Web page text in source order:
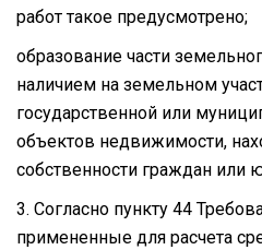
работ такое предусмотрено;
образование части
наличием на земельном
государственной или
объектов недвижимости,
собственности граждан или
3. Согласно пункту 44
примененные для расчета